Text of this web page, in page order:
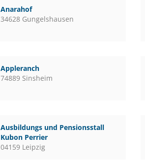
Anarahof
34628 Gungelshausen
Appleranch
74889 Sinsheim
Ausbildungs und Pensionsstall
Kubon Perrier
04159 Leipzig